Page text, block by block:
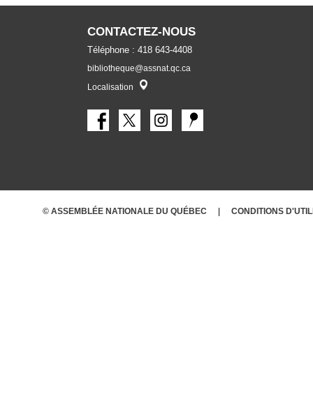
CONTACTEZ-NOUS
Téléphone : 418 643-4408
bibliotheque@assnat.qc.ca
Localisation
© ASSEMBLÉE NATIONALE DU QUÉBEC CONDITIONS